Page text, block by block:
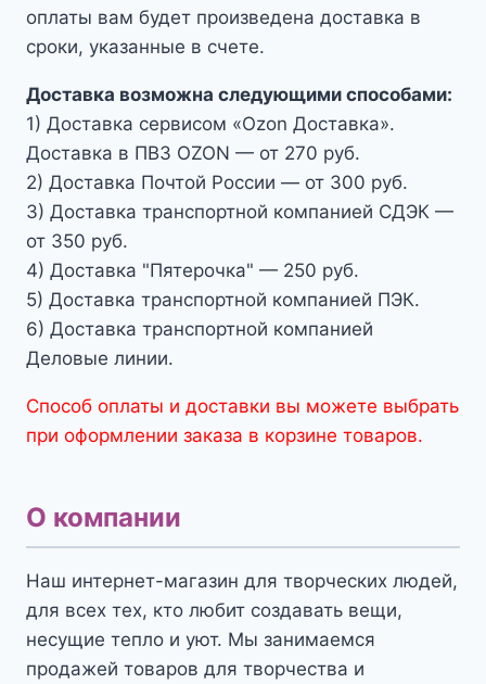
оплаты вам будет произведена доставка в
сроки, указанные в счете.
Доставка возможна следующими способами:
1) Доставка сервисом «Ozon Доставка».
Доставка в ПВЗ OZON — от 270 руб.
2) Доставка Почтой России — от 300 руб.
3) Доставка транспортной компанией СДЭК —
от 350 руб.
4) Доставка "Пятерочка" — 250 руб.
5) Доставка транспортной компанией ПЭК.
6) Доставка транспортной компанией
Деловые линии.
Способ оплаты и доставки вы можете выбрать
при оформлении заказа в корзине товаров.
О компании
Наш интернет-магазин для творческих людей,
для всех тех, кто любит создавать вещи,
несущие тепло и уют. Мы занимаемся
продажей товаров для творчества и